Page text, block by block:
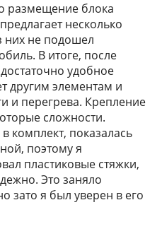
размещение блока
несколько
них не подошел
В итоге, после
удобное
другим элементам и
и перегрева. Крепление
сложности.
комплект, показалась
поэтому я
пластиковые стяжки,
Это заняло
зато я был уверен в его